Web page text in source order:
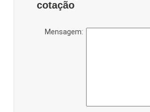
cotação
Mensagem: